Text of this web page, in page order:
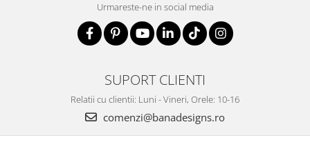
Urmareste-ne in social media
SUPORT CLIENTI
Relatii cu clientii: Luni - Vineri, Orele: 10-16
comenzi@banadesigns.ro